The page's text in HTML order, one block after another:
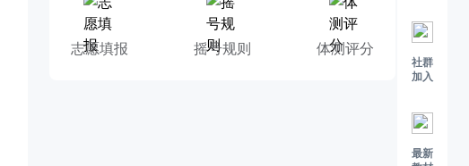
社群
加入
最新
志愿填报 摇号规则 体测评分